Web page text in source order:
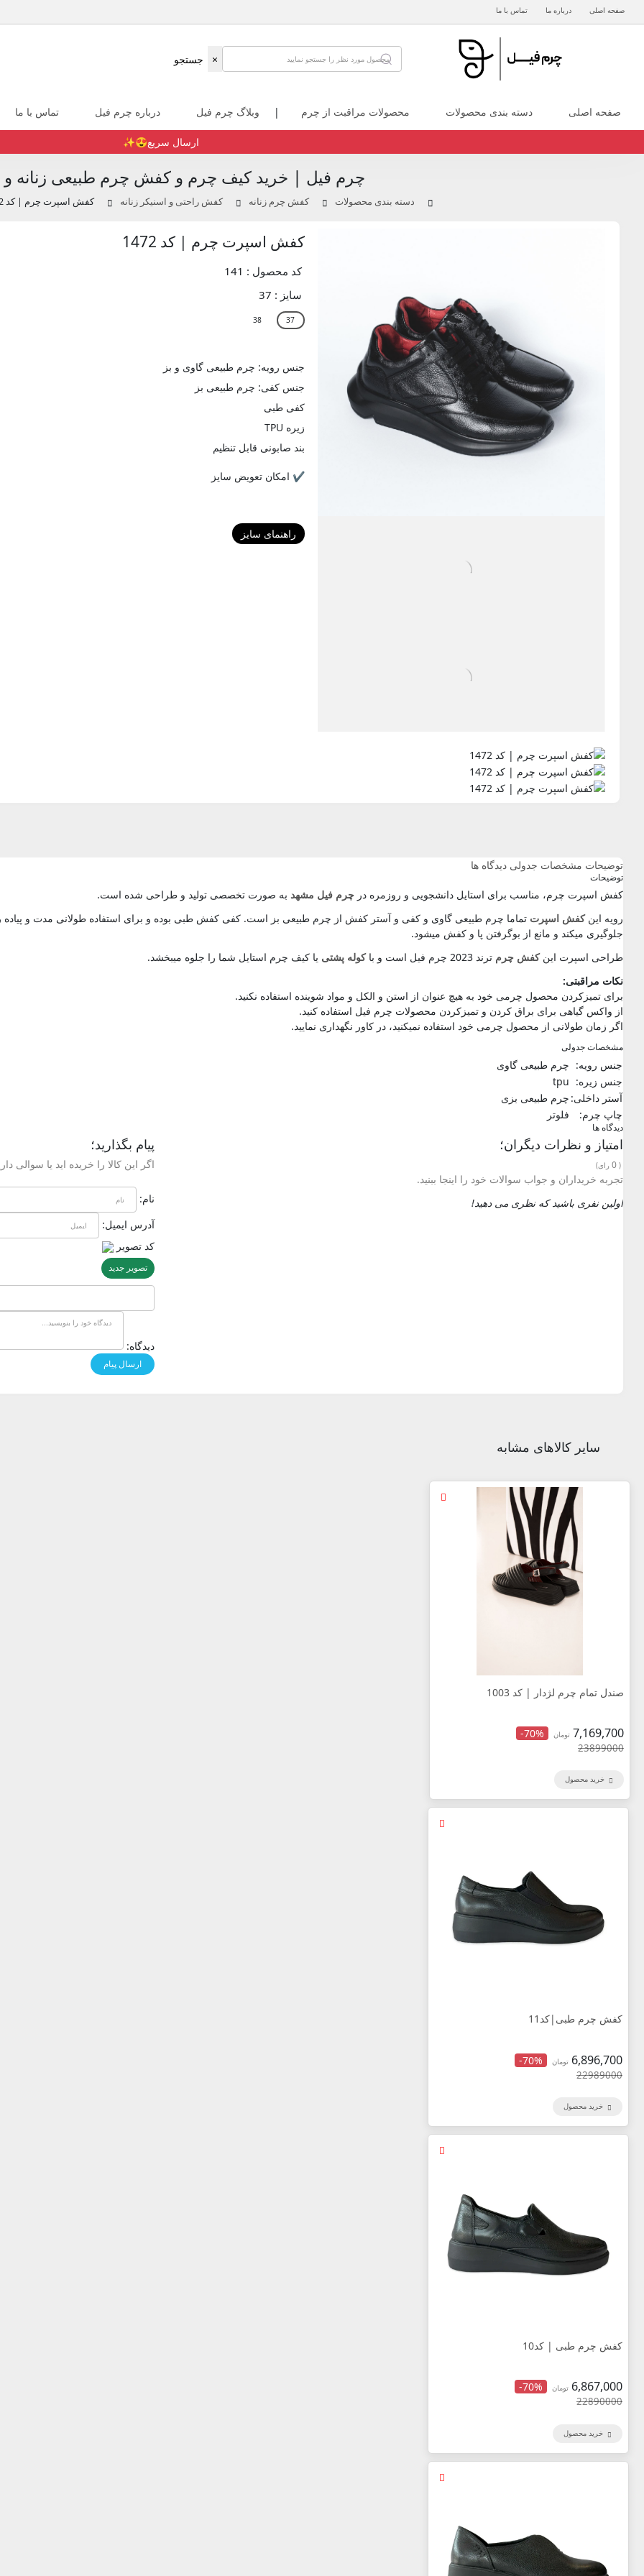
صفحه اصلی درباره ما تماس با ما
× جستجو
صفحه اصلی دسته بندی محصولات محصولات مراقبت از چرم | وبلاگ چرم فیل درباره چرم فیل تماس با ما
ارسال سریع😍✨️
چرم فیل | خرید کیف چرم و کفش چرم طبیعی زنانه و
دسته بندی محصولات کفش چرم زنانه کفش راحتی و اسنیکر زنانه کفش اسپرت چرم | کد 1472
کفش اسپرت چرم | کد 1472
کد محصول : 141
سایز : 37
جنس رویه: چرم طبیعی گاوی و بز
جنس کفی: چرم طبیعی بز
کفی طبی
زیره TPU
بند صابونی قابل تنظیم
✔️ امکان تعویض سایز
راهنمای سایز
توضیحات مشخصات جدولی دیدگاه ها
توضیحات
کفش اسپرت چرم، مناسب برای استایل دانشجویی و روزمره در چرم فیل مشهد به صورت تخصصی تولید و طراحی شده است.
رویه اینکفش اسپرت تماما چرم طبیعی گاوی و کفی و آستر کفش از چرم طبیعی بز است. کفی کفش طبی بوده و برای استفاده طولانی مدت و
جلوگیری میکند و مانع از بوگرفتن پا و کفش میشود.
طراحی اسپرت اینکفش چرم ترند 2023 چرم فیل است و با کوله پشتی یا کیف چرم استایل شما را جلوه میبخشد.
نکات مراقبتی:
برای تمیزکردن محصول چرمی خود به هیچ عنوان از استن و الکل و مواد شوینده استفاده نکنید.
از واکس گیاهی برای براق کردن و تمیزکردن محصولات چرم فیل استفاده کنید.
اگر زمان طولانی از محصول چرمی خود استفاده نمیکنید، در کاور نگهداری نمایید.
مشخصات جدولی
جنس رویه: چرم طبیعی گاوی
جنس زیره: tpu
آستر داخلی: چرم طبیعی بزی
چاپ چرم:
فلوتر
دیدگاه ها
امتیاز و نظرات دیگران؛
(
0رای)
تجربه خریداران و جواب سوالات خود را اینجا ببنید.
اولین نفری باشید که نظری می دهید!
پیام بگذارید؛
اگر این کالا را خریده اید یا سوالی
نام:
آدرس ایمیل:
کد تصویر
تصویر جدید
دیدگاه:
سایر کالاهای مشابه
صندل تمام چرم لژدار | کد 1003
7,169,700 تومان -70%
23899000
خرید محصول
کفش چرم طبی|کد11
6,896,700 تومان -70%
22989000
خرید محصول
کفش چرم طبی | کد10
6,867,000 تومان -70%
22890000
خرید محصول